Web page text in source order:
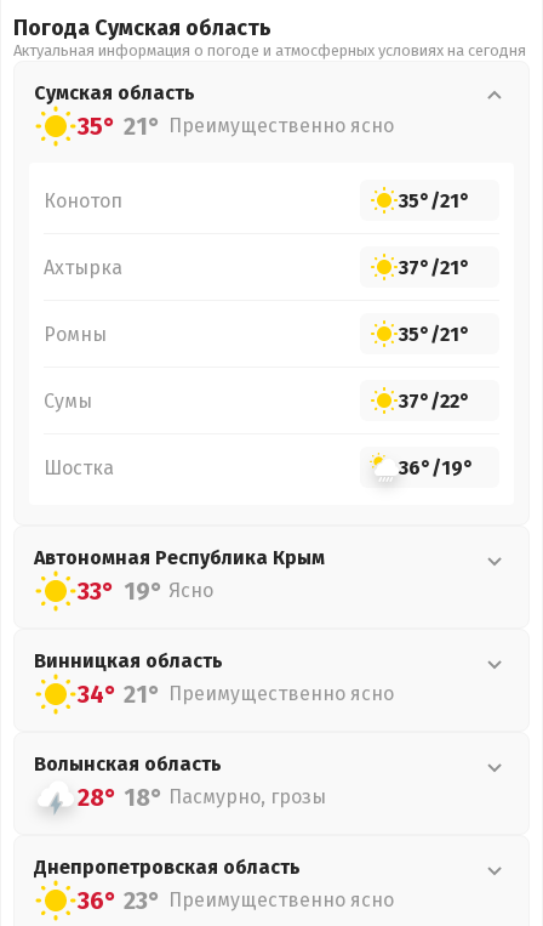
Погода Сумская область
Актуальная информация о погоде и атмосферных условиях на сегодня
Сумская область
35° 21° Преимущественно ясно
Конотоп 35°/21°
Ахтырка 37°/21°
Ромны 35°/21°
Сумы 37°/22°
Шостка 36°/19°
Автономная Республика Крым
33° 19° Ясно
Винницкая область
34° 21° Преимущественно ясно
Волынская область
28° 18° Пасмурно, грозы
Днепропетровская область
36° 23° Преимущественно ясно